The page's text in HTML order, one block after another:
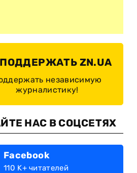
ПОДДЕРЖАТЬ ZN.UA
независимую
журналистику!
НАС В СОЦСЕТЯХ
Facebook
110 K+ читателей